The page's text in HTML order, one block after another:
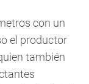
con un
el productor
también